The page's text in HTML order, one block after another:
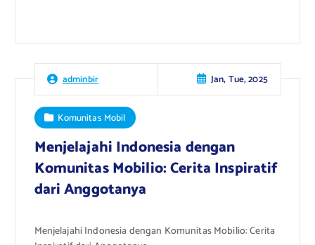
adminbir Jan, Tue, 2025
Komunitas Mobil
Menjelajahi Indonesia dengan
Komunitas Mobilio: Cerita Inspiratif
dari Anggotanya
Menjelajahi Indonesia dengan Komunitas Mobilio: Cerita